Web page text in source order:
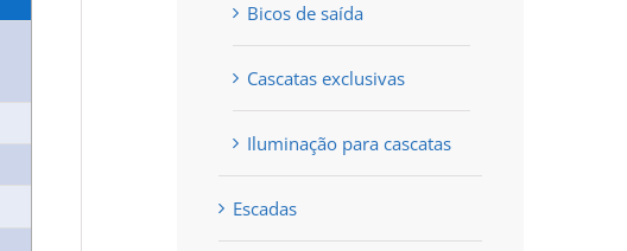
Bicos de saída
Cascatas exclusivas
Iluminação para cascatas
Escadas